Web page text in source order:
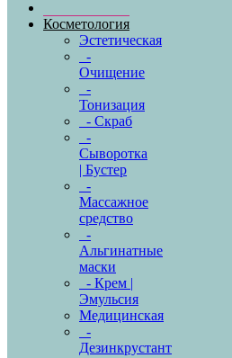
Косметология
Эстетическая
-
Очищение
-
Тонизация
- Скраб
-
Сыворотка
| Бустер
-
Массажное
средство
-
Альгинатные
маски
- Крем |
Эмульсия
Медицинская
-
Дезинкрустант